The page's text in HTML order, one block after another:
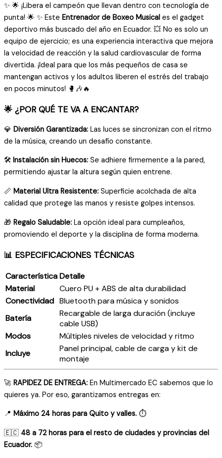
✨ 🌟 ¡Libera el campeón que llevan dentro con tecnología de
punta! 🌟 ✨ Este Entrenador de Boxeo Musical es el gadget
deportivo más buscado del año en Ecuador. 💥 No es solo un
equipo de ejercicio; es una experiencia interactiva que mejora
la velocidad de reacción y la salud cardiovascular de forma
divertida. ¡Ideal para que los más pequeños de casa se
mantengan activos y los adultos liberen el estrés del trabajo
en pocos minutos! 🥊🎶🔥
🌟 ¿POR QUÉ TE VA A ENCANTAR?
💎 Diversión Garantizada: Las luces se sincronizan con el ritmo
de la música, creando un desafío constante.
🛠️ Instalación sin Huecos: Se adhiere firmemente a la pared,
permitiendo ajustar la altura según quien entrene.
📏 Material Ultra Resistente: Superficie acolchada de alta
calidad que protege las manos y resiste golpes intensos.
🎁 Regalo Saludable: La opción ideal para cumpleaños,
promoviendo el deporte y la disciplina de forma moderna.
📊 ESPECIFICACIONES TÉCNICAS
CaracterísticaDetalle
Material
Cuero PU + ABS de alta durabilidad
Conectividad Bluetooth para música y sonidos
Batería
Recargable de larga duración (incluye
cable USB)
Modos
Múltiples niveles de velocidad y ritmo
Incluye
Panel principal, cable de carga y kit de
montaje
🚀 RAPIDEZ DE ENTREGA: En Multimercado EC sabemos que lo
quieres ya. Por eso, garantizamos entregas en:
📍 Máximo 24 horas para Quito y valles. ⏱️
🇪🇨 48 a 72 horas para el resto de ciudades y provincias del
Ecuador. 📦